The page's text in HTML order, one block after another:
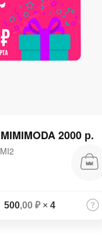
2000 р.
500,00 ₽× 4